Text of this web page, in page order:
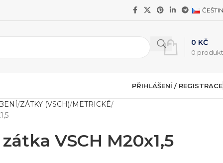
0
0 KČ
PŘIHLÁŠENÍ / REGISTRACE
ZÁTKY (VSCH) METRICKÉ
VSCH M20x1,5